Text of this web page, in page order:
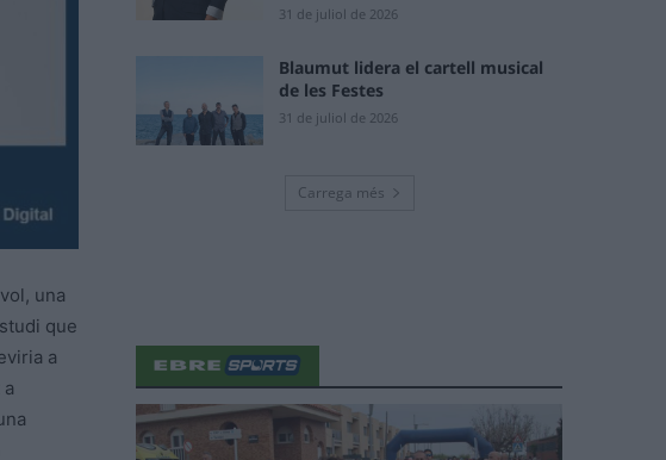
una
que
a
31 de juliol de 2026
Blaumut lidera el cartell musical
de les Festes
31 de juliol de 2026
Carrega més